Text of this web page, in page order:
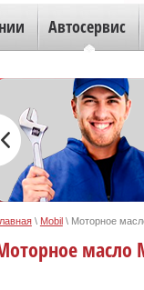
Автосервис
\ Mobil\ Моторное
масло